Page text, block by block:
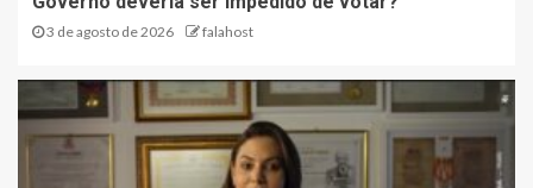
3 de agosto de 2026 falahost